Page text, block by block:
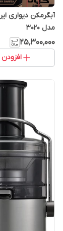
آبگرمکن دیواری
مدل 3020
۲۵٬۳۰۰٬۰۰۰